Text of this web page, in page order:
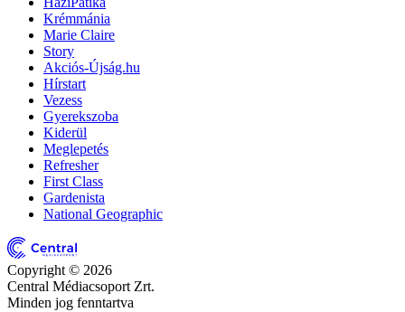
Krémmánia
Marie Claire
Story
Akciós-Újság.hu
Hírstart
Vezess
Gyerekszoba
Kiderül
Meglepetés
Refresher
First Class
Gardenista
National Geographic
Copyright © 2026
Central Médiacsoport Zrt.
Minden jog fenntartva